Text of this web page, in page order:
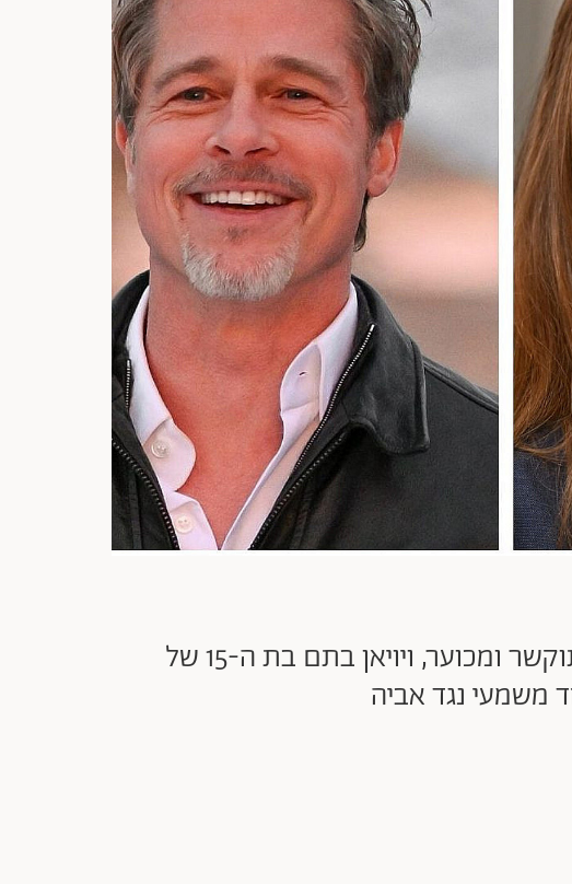
אין רגע דל בעולמם של בראנג'לינה: בעודם מנהלים מאבק משפטי מתוקשר ומכוער, ויויאן בתם בת ה-15 של
משמעי נגד אביה